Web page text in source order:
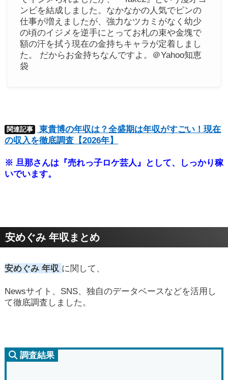
ンビを結成しました。なかなかの人気でピンの
仕事が増えましたが、強力なツカミがなく幼少
の頃のイジメを逆手にとってお札の束や金塊で
額の汗を拭う現在の金持ちキャラが定着しまし
た。 だからお金持ちなんですよ。＠Yahoo知恵
袋
関連記事
東貴博の年収は？全盛期は年収がすごい！現在
の収入を徹底調査【2026年】
※ 旦那さんは『売れっ子ロケ芸人』として、しっかり稼
いでいます。
安めぐみ 年収まとめ
安めぐみ 年収 に関して、
Newsサイト、SNS、独自のデータベースなどを活用し
て徹底調査しました。
調査結果